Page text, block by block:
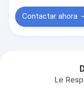
Contactar ahora
Le